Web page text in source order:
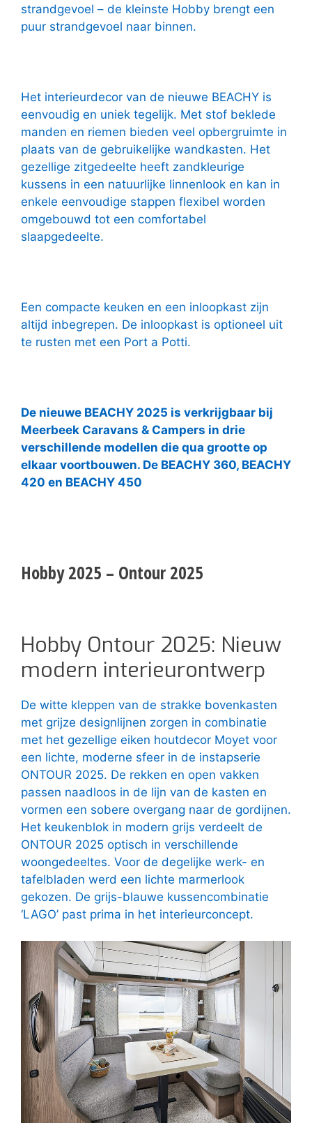
strandgevoel – de kleinste Hobby brengt een
puur strandgevoel naar binnen.
Het interieurdecor van de nieuwe BEACHY is
eenvoudig en uniek tegelijk. Met stof beklede
manden en riemen bieden veel opbergruimte in
plaats van de gebruikelijke wandkasten. Het
gezellige zitgedeelte heeft zandkleurige
kussens in een natuurlijke linnenlook en kan in
enkele eenvoudige stappen flexibel worden
omgebouwd tot een comfortabel
slaapgedeelte.
Een compacte keuken en een inloopkast zijn
altijd inbegrepen. De inloopkast is optioneel uit
te rusten met een Port a Potti.
De nieuwe BEACHY 2025 is verkrijgbaar bij
Meerbeek Caravans & Campers in drie
verschillende modellen die qua grootte op
elkaar voortbouwen. De BEACHY 360, BEACHY
420 en BEACHY 450
Hobby 2025 – Ontour 2025
Hobby Ontour 2025: Nieuw
modern interieurontwerp
De witte kleppen van de strakke bovenkasten
met grijze designlijnen zorgen in combinatie
met het gezellige eiken houtdecor Moyet voor
een lichte, moderne sfeer in de instapserie
ONTOUR 2025. De rekken en open vakken
passen naadloos in de lijn van de kasten en
vormen een sobere overgang naar de gordijnen.
Het keukenblok in modern grijs verdeelt de
ONTOUR 2025 optisch in verschillende
woongedeeltes. Voor de degelijke werk- en
tafelbladen werd een lichte marmerlook
gekozen. De grijs-blauwe kussencombinatie
‘LAGO’ past prima in het interieurconcept.